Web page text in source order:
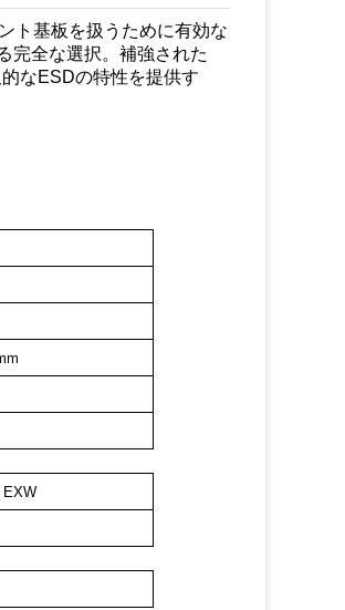
ト基板を扱うために有効な
完全な選択。補強された
なESDの特性を提供す
EXW